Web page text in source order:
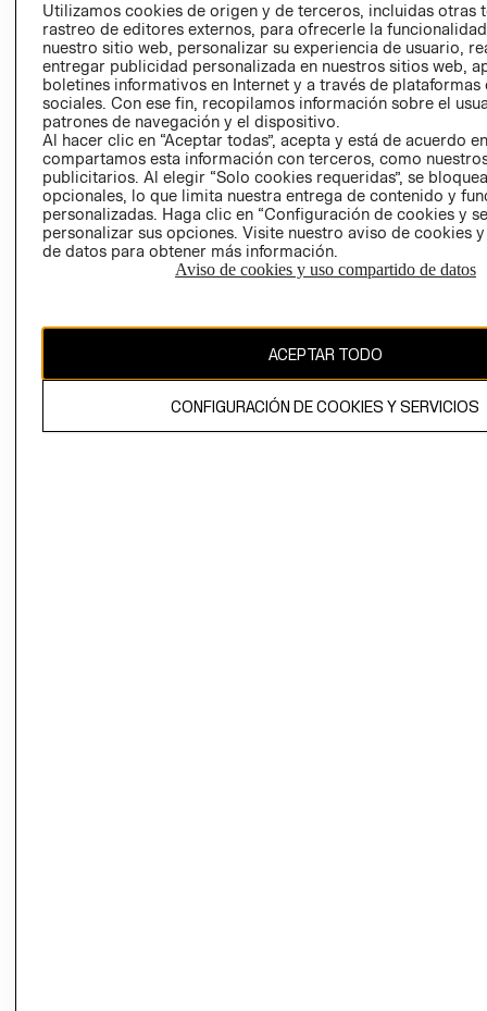
RELACIÓN CON
INVERSIONISTAS
POLÍTICA
EMPRESARIAL
- RETIRO EN
TIENDA
TÉRMINOS Y
CONDICIONES
PRIVACIDAD
GIFT CARD
AVISO DE
COOKIES
Chile ($)
Utilizamos cookies de origen y de terceros, incluidas otras
rastreo de editores externos, para ofrecerle la
nuestro sitio web, personalizar su experiencia de usuario,
entregar publicidad personalizada en nuestros sitios web,
boletines informativos en Internet y a través de plataformas
sociales. Con ese fin, recopilamos información sobre el
patrones de navegación y el dispositivo.
Al hacer clic en “Aceptar todas”, acepta y está de acuerdo
compartamos esta información con terceros, como
publicitarios. Al elegir “Solo cookies requeridas”, se
opcionales, lo que limita nuestra entrega de contenido y
personalizadas. Haga clic en “Configuración de cookies y
personalizar sus opciones. Visite nuestro aviso de cookies
de datos para obtener más información.
Aviso de cookies y uso compartido de datos
ACEPTAR TODO
CONFIGURACIÓN DE COOKIES Y SERVICIOS